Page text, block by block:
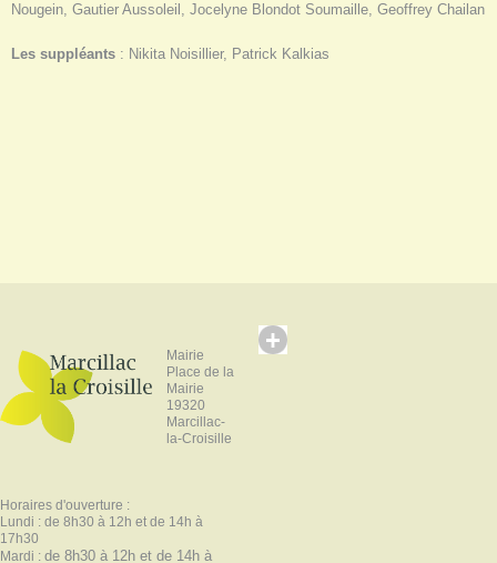
Nougein, Gautier Aussoleil, Jocelyne Blondot Soumaille, Geoffrey Chailan
Les suppléants : Nikita Noisillier, Patrick Kalkias
Mairie
Place de la
Mairie
19320
Marcillac-
la-Croisille
Horaires d'ouverture :
Lundi : de 8h30 à 12h et de 14h à
17h30
Mardi : de 8h30 à 12h et de 14h à